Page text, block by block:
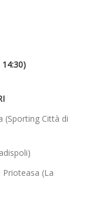
14:30)
(Sporting Città di
Prioteasa (La